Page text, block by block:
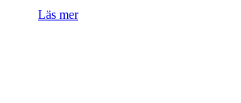
Läs mer